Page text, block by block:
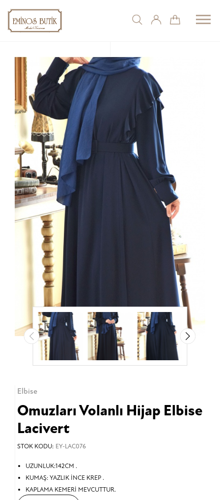
Elbise
Omuzları Volanlı Hijap Elbise
Lacivert
STOK KODU: EY-LAC076
UZUNLUK:142CM .
KUMAŞ: YAZLIK İNCE KREP .
KAPLAMA KEMERİ MEVCUTTUR.